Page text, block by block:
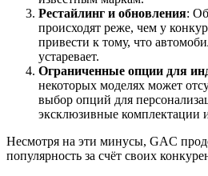
Рестайлинг и обновления:
происходят реже, чем у
привести к тому, что
устаревает.
Ограниченные опции для
некоторых моделях может
выбор опций для
эксклюзивные комплектации
Несмотря на эти минусы, GAC
популярность за счёт своих